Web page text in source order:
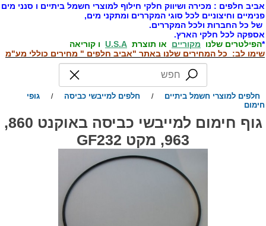
חלפים : מכירה ושיווק חלקי חילוף למוצרי חשמל ביתיים ו סנני מים
וחיצוניים לכל סוגי המקררים ומתקני מים,
כל החברות ולכל המקררים.
לכל חלקי הארץ.
הפילטרים שלנו מקורייםאו תוצרת U.S.Aו קוריאה
לב: כל המחירים שלנו באתר "אביב חלפים " מחירים כוללי מע"מ
חלפים למוצרי חשמל ביתיים חלפים למייבשי כביסה
גופי
גוף חימום למייבשי כביסה באוקנט 860,
963, מקט GF232